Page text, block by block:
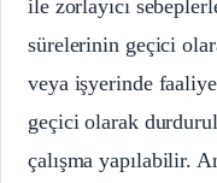
ile zorlayıcı
sürelerinin geçici
veya işyerinde
geçici olarak
çalışma yapılabilir.